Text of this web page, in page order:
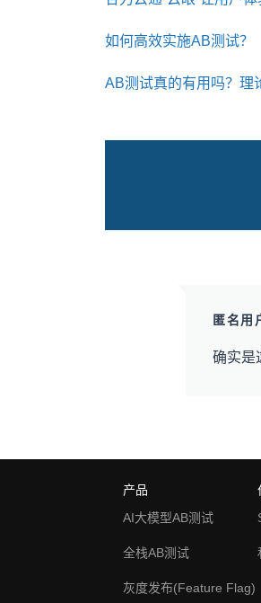
如何高效实施AB测试？
AB测试真的有用吗？理
匿名用
确实是
产品
AI大模型AB测试
全栈AB测试
灰度发布(Feature Flag)